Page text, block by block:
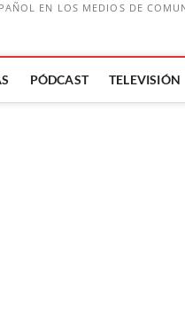
EN LOS MEDIOS DE
PÓDCAST TELEVISIÓN